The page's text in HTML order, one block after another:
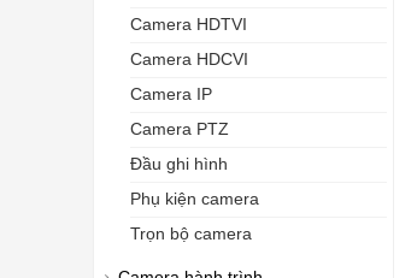
Camera HDTVI
Camera HDCVI
Camera IP
Camera PTZ
Đầu ghi hình
Phụ kiện camera
Trọn bộ camera